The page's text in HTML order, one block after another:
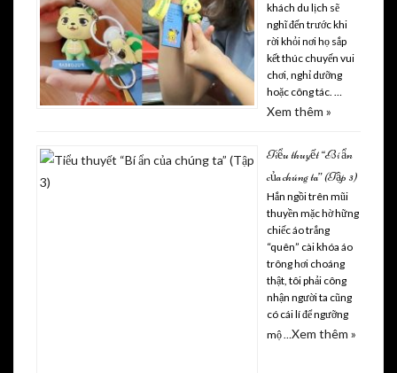
khách du lịch sẽ
nghĩ đến trước khi
rời khỏi nơi họ sắp
kết thúc chuyến vui
chơi, nghỉ dưỡng
hoặc công tác. …
Xem thêm »
Tiểu thuyết “Bí ẩn
của chúng ta” (Tập 3)
Hắn ngồi trên mũi
thuyền mặc hờ hững
chiếc áo trắng
“quên” cài khóa áo
trông hơi choáng
thật, tôi phải công
nhận người ta cũng
có cái lí để ngưỡng
mộ …Xem thêm »